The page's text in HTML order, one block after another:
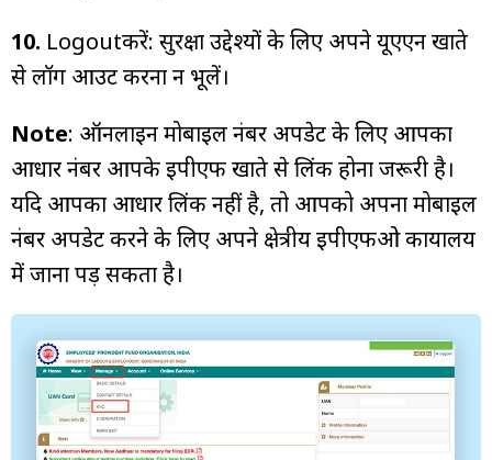
10. Logoutकरें: सुरक्षा उद्देश्यों के लिए अपने यूएएन खाते
से लॉग आउट करना न भूलें।
Note: ऑनलाइन मोबाइल नंबर अपडेट के लिए आपका
आधार नंबर आपके ईपीएफ खाते से लिंक होना जरूरी है।
यदि आपका आधार लिंक नहीं है, तो आपको अपना मोबाइल
नंबर अपडेट करने के लिए अपने क्षेत्रीय ईपीएफओ कार्यालय
में जाना पड़ सकता है।